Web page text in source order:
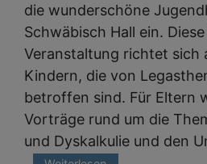
die wunderschöne
Schwäbisch Hall ein.
Veranstaltung richtet sich
Kindern, die von
betroffen sind. Für Eltern
Vorträge rund um die
und Dyskalkulie und den